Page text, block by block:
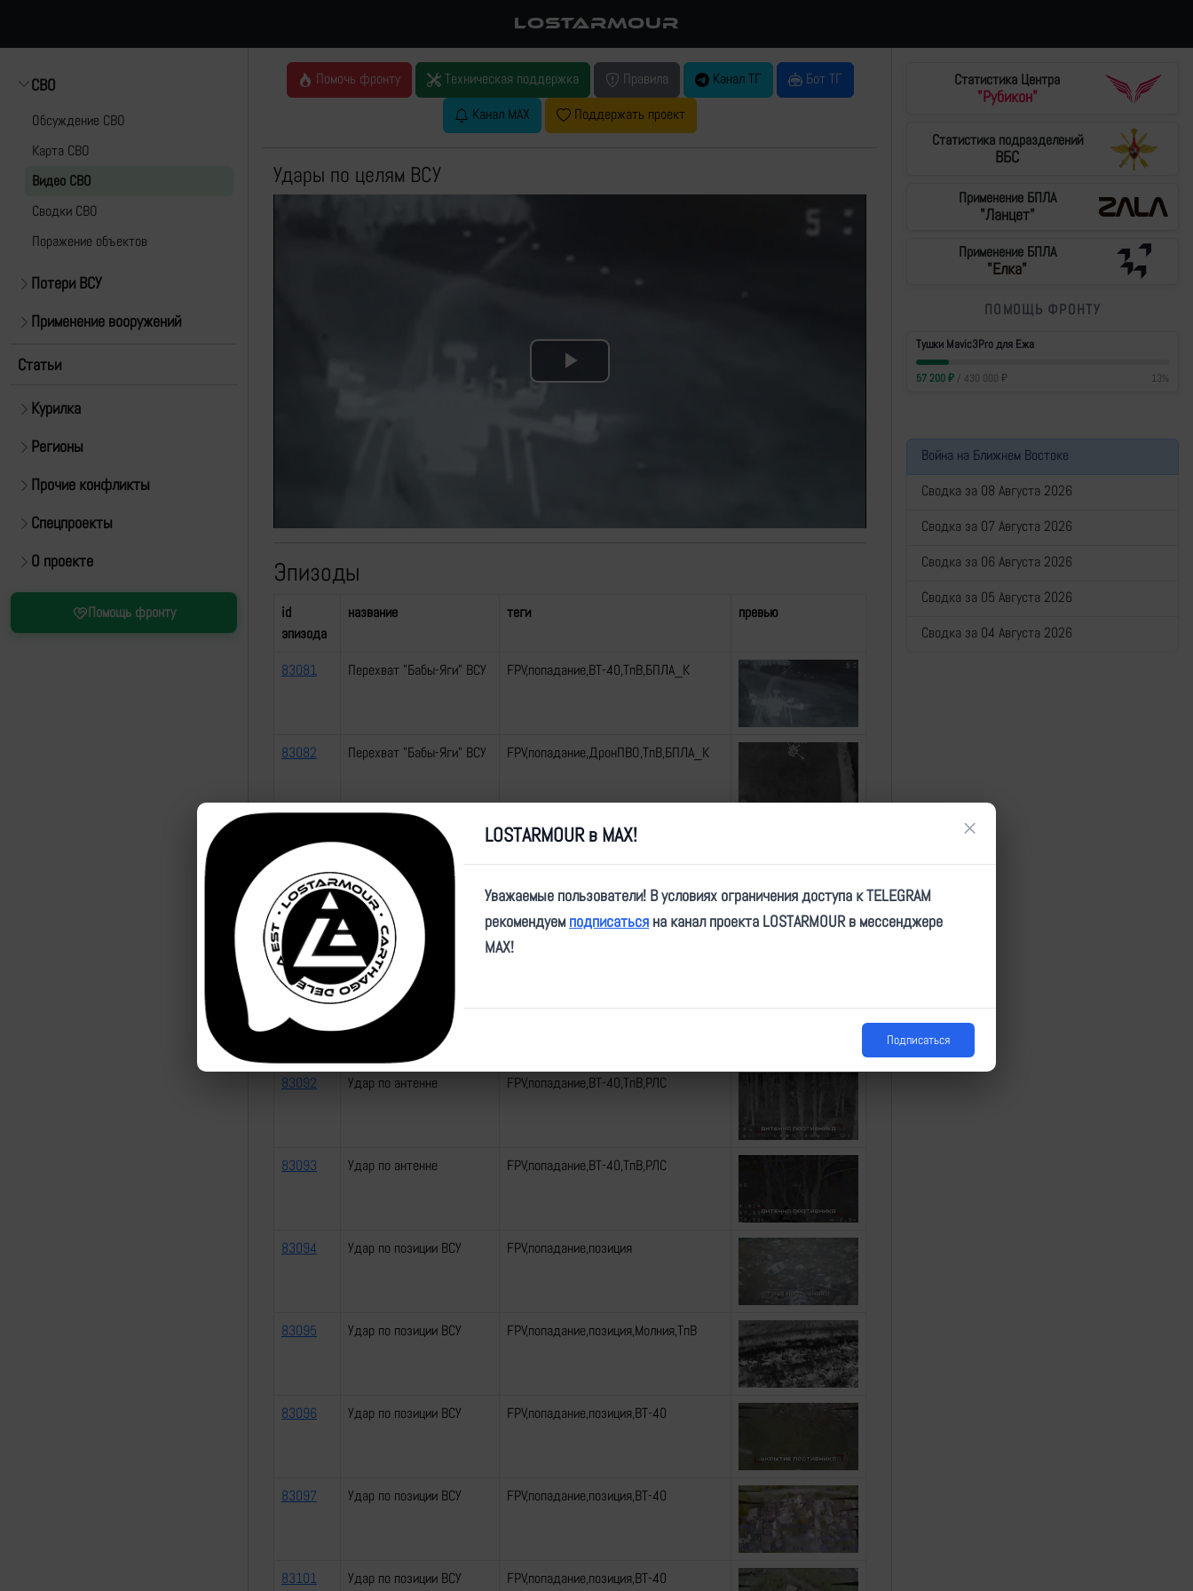
LOSTARMOUR
СВО
Обсуждение СВО
Карта СВО
Видео СВО
Cводки СВО
Поражение объектов
Потери ВСУ
Применение вооружений
Статьи
Курилка
Регионы
Прочие конфликты
Спецпроекты
О проекте
Помощь фронту
Помочь фронту Техническая поддержка Правила Канал ТГ
Бот ТГ
Канал MAX
Поддержать проект
Удары по целям ВСУ
Play
Эпизоды
id
эпизода
название теги превью
83081 Перехват "Бабы-Яги" ВСУ FPV,попадание,ВТ-40,ТпВ,БПЛА_К
83082 Перехват "Бабы-Яги" ВСУ FPV,попадание,ДронПВО,ТпВ,БПЛА_К
Перехват БПЛА "Мара-2"
ВСУ
FPV,попадание,ДронПВО,БПЛА_С,
83085
Перехват БПЛА "Мара-2"
ВСУ
FPV,попадание,ДронПВО,БПЛА_С,
Т_Мара-2
83087 Удар по антенне
83092 Удар по антенне FPV,попадание,ВТ-40,ТпВ,РЛС
83093 Удар по антенне FPV,попадание,ВТ-40,ТпВ,РЛС
83094 Удар по позиции ВСУ FPV,попадание,позиция
83095 Удар по позиции ВСУ FPV,попадание,позиция,Молния,ТпВ
83096 Удар по позиции ВСУ FPV,попадание,позиция,ВТ-40
83097 Удар по позиции ВСУ FPV,попадание,позиция,ВТ-40
83101 Удар по позиции ВСУ FPV,попадание,позиция,ВТ-40
Статистика Центра
"Рубикон"
Статистика подразделений
ВБС
Применение БПЛА
"Ланцет"
Применение БПЛА
"Елка"
ПОМОЩЬ ФРОНТУ
Тушки Mavic3Pro для Ежа
57 200₽/ 430 000 ₽ 13%
Война на Ближнем Востоке
Сводка за 08 Августа 2026
Сводка за 07 Августа 2026
Сводка за 06 Августа 2026
Сводка за 05 Августа 2026
Сводка за 04 Августа 2026
LOSTARMOUR в MAX! ×
Уважаемые пользователи! В условиях ограничения доступа к TELEGRAM
рекомендуем подписаться на канал проекта LOSTARMOUR в мессенджере
MAX!
Подписаться